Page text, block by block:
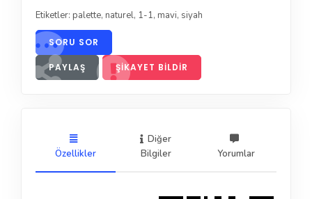
Etiketler: palette, naturel, 1-1, mavi, siyah
SORU SOR
PAYLAŞ ŞIKAYET BILDIR
Özellikler
Diğer
Bilgiler
Yorumlar